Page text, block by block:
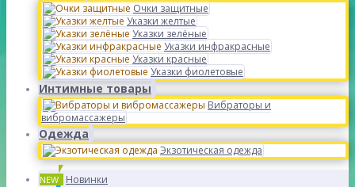
Очки защитные
Указки желтые
Указки зелёные
Указки инфракрасные
Указки красные
Указки фиолетовые
Интимные товары
Вибраторы и
вибромассажеры
Одежда
Экзотическая одежда
NEW Новинки